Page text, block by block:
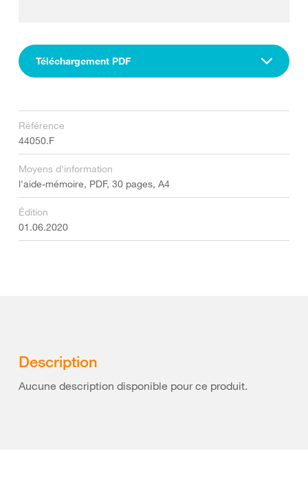
Téléchargement PDF
Référence
44050.F
Moyens d'information
l'aide-mémoire, PDF, 30 pages, A4
Édition
01.06.2020
Description
Aucune description disponible pour ce produit.